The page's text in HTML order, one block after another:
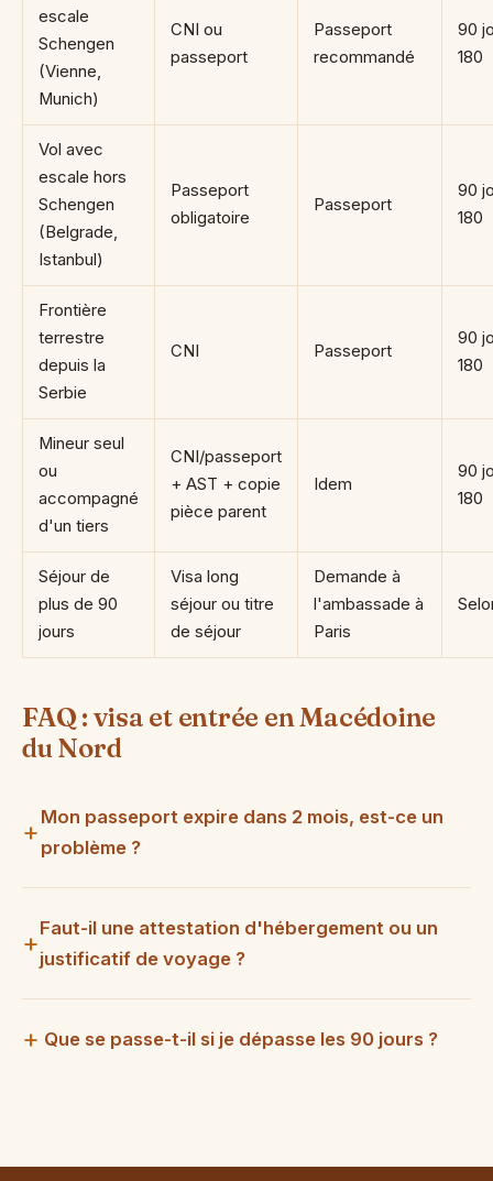
escale
Schengen
(Vienne,
Munich)
CNI ou
passeport
Passeport
recommandé
90
180
Vol avec
escale hors
Schengen
(Belgrade,
Istanbul)
Passeport
obligatoire
Passeport
90
180
Frontière
terrestre
depuis la
Serbie
CNI Passeport
90
180
Mineur seul
ou
accompagné
d'un tiers
CNI/passeport
+ AST + copie
pièce parent
Idem
90
180
Séjour de
plus de 90
jours
Visa long
séjour ou titre
de séjour
Demande à
l'ambassade à
Paris
FAQ : visa et entrée en Macédoine
du Nord
Mon passeport expire dans 2 mois, est-ce un
problème ?
Faut-il une attestation d'hébergement ou un
justificatif de voyage ?
Que se passe-t-il si je dépasse les 90 jours ?